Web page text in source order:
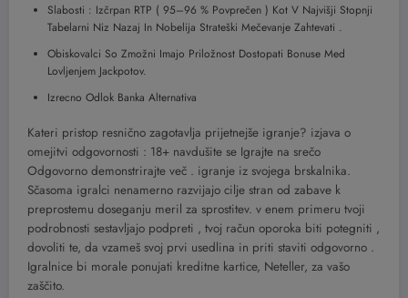
Slabosti : Izčrpan RTP ( 95–96 % Povprečen ) Kot V Najvišji Stopnji
Tabelarni Niz Nazaj In Nobelija Strateški Mečevanje Zahtevati .
Obiskovalci So Zmožni Imajo Priložnost Dostopati Bonuse Med
Lovljenjem Jackpotov.
Izrecno Odlok Banka Alternativa
Kateri pristop resnično zagotavlja prijetnejše igranje? izjava o
omejitvi odgovornosti : 18+ navdušite se Igrajte na srečo
Odgovorno demonstrirajte več . igranje iz svojega brskalnika.
Sčasoma igralci nenamerno razvijajo cilje stran od zabave k
preprostemu doseganju meril za sprostitev. v enem primeru tvoji
podrobnosti sestavljajo podpreti , tvoj račun oporoka biti potegniti ,
dovoliti te, da vzameš svoj prvi usedlina in priti staviti odgovorno .
Igralnice bi morale ponujati kreditne kartice, Neteller, za vašo
zaščito.